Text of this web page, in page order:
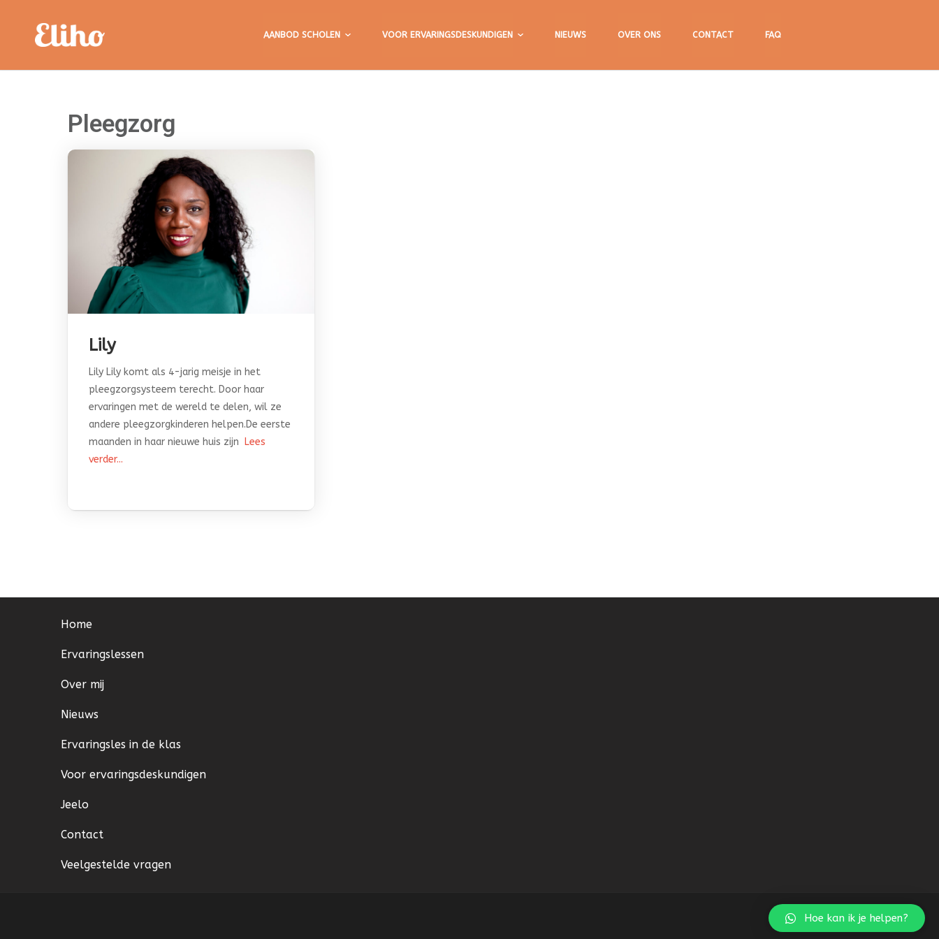
Eliho AANBOD SCHOLEN VOOR ERVARINGSDESKUNDIGEN NIEUWS OVER ONS CONTACT FAQ
Pleegzorg
Lily
Lily Lily komt als 4-jarig meisje in het
pleegzorgsysteem terecht. Door haar
ervaringen met de wereld te delen, wil ze
andere pleegzorgkinderen helpen.De eerste
maanden in haar nieuwe huis zijn Lees
verder...
Home
Ervaringslessen
Over mij
Nieuws
Ervaringsles in de klas
Voor ervaringsdeskundigen
Jeelo
Contact
Veelgestelde vragen
Hoe kan ik je helpen?